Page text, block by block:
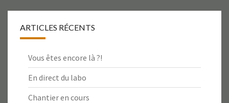
ARTICLES RÉCENTS
Vous êtes encore là ?!
En direct du labo
Chantier en cours